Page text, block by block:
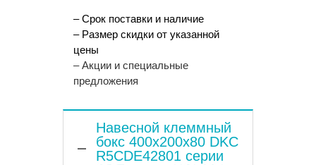
– Срок поставки и наличие
– Размер скидки от указанной
цены
– Акции и специальные
предложения
Навесной клеммный
бокс 400x200x80 DKC
R5CDE42801 серии